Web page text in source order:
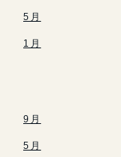
5月
1月
9月
5月